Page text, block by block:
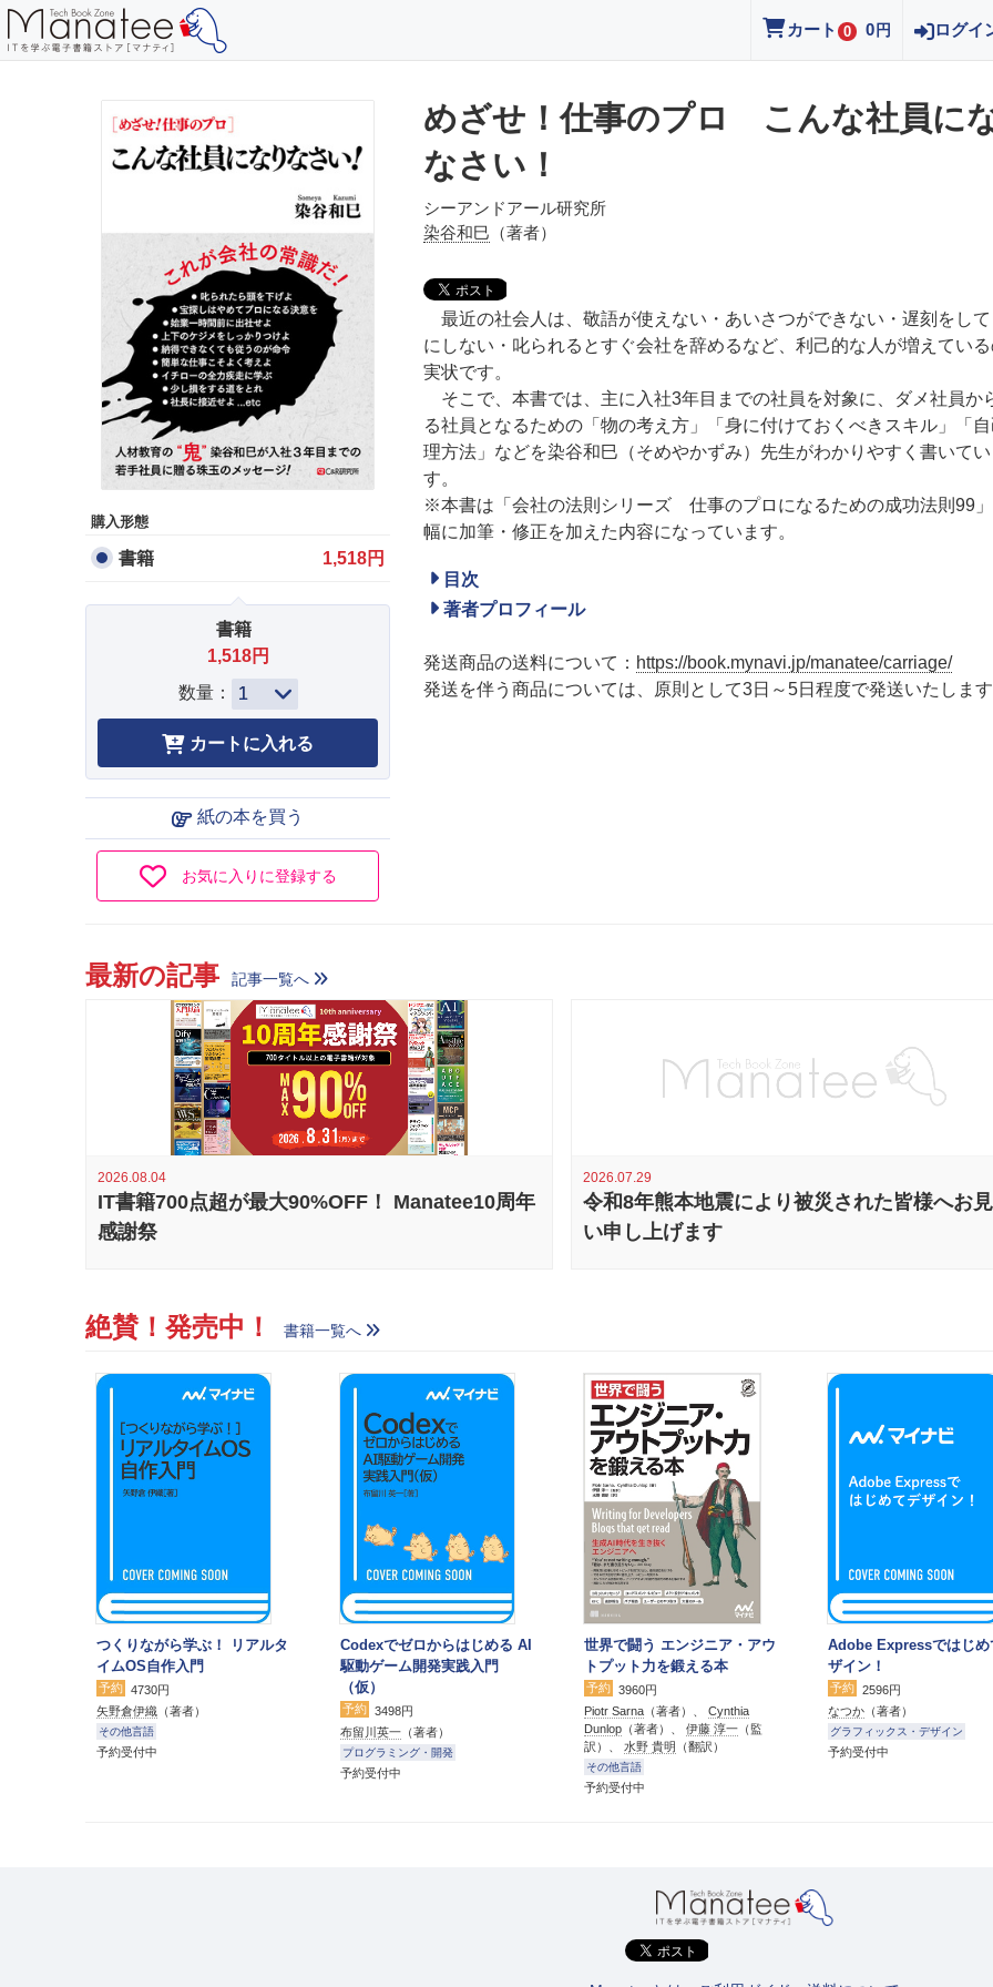
カート 0 0 円 ログイ
購入形態
書籍 1,518円
書籍
1,518円
数量：
紙の本を買う
お気に入りに登録する
めざせ！仕事のプロ こんな社員に
なさい！
シーアンドアール研究所
染谷和巳 （著者）
最近の社会人は、敬語が使えない・あいさつができない・遅刻をし
にしない・叱られるとすぐ会社を辞めるなど、利己的な人が増えてい
実状です。
そこで、本書では、主に入社3年目までの社員を対象に、ダメ社員か
る社員となるための「物の考え方」「身に付けておくべきスキル」「
理方法」などを染谷和巳（そめやかずみ）先生がわかりやすく書いて
す。
※本書は「会社の法則シリーズ 仕事のプロになるための成功法則99
幅に加筆・修正を加えた内容になっています。
目次
著者プロフィール
発送商品の送料について： https://book.mynavi.jp/manatee/carriage/
発送を伴う商品については、原則として3日～5日程度で発送いたしま
最新の記事 記事一覧へ
2026.08.04
IT書籍700点超が最大90%OFF！ Manatee10周年
感謝祭
2026.07.29
令和8年熊本地震により被災された皆様へお
い申し上げます
絶賛！発売中！ 書籍一覧へ
つくりながら学ぶ！ リアルタ
イムOS自作入門
予約 4730円
矢野倉伊織 （著者）
その他言語
予約受付中
Codexでゼロからはじめる AI
駆動ゲーム開発実践入門
（仮）
予約 3498円
布留川英一 （著者）
プログラミング・開発
予約受付中
世界で闘う エンジニア・アウ
トプット力を鍛える本
予約 3960円
Piotr Sarna （著者）、 Cynthia
Dunlop （著者）、 伊藤 淳一 （監
訳）、 水野 貴明 （翻訳）
その他言語
予約受付中
Adobe Expressではじめ
ザイン！
予約 2596円
なつか （著者）
グラフィックス・デザイン
予約受付中